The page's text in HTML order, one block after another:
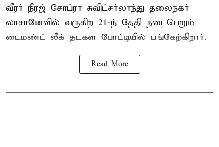
வீரர் நீரஜ் சோப்ரா சுவிட்சர்லாந்து தலைநகர்
லாசானேவில் வருகிற 21-ந் தேதி நடைபெறும்
டைமண்ட் லீக் தடகள போட்டியில் பங்கேற்கிறார்.
Read More